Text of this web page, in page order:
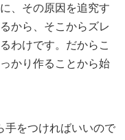
、その原因を追究す
から、そこからズレ
わけです。だからこ
かり作ることから始
をつければいいので